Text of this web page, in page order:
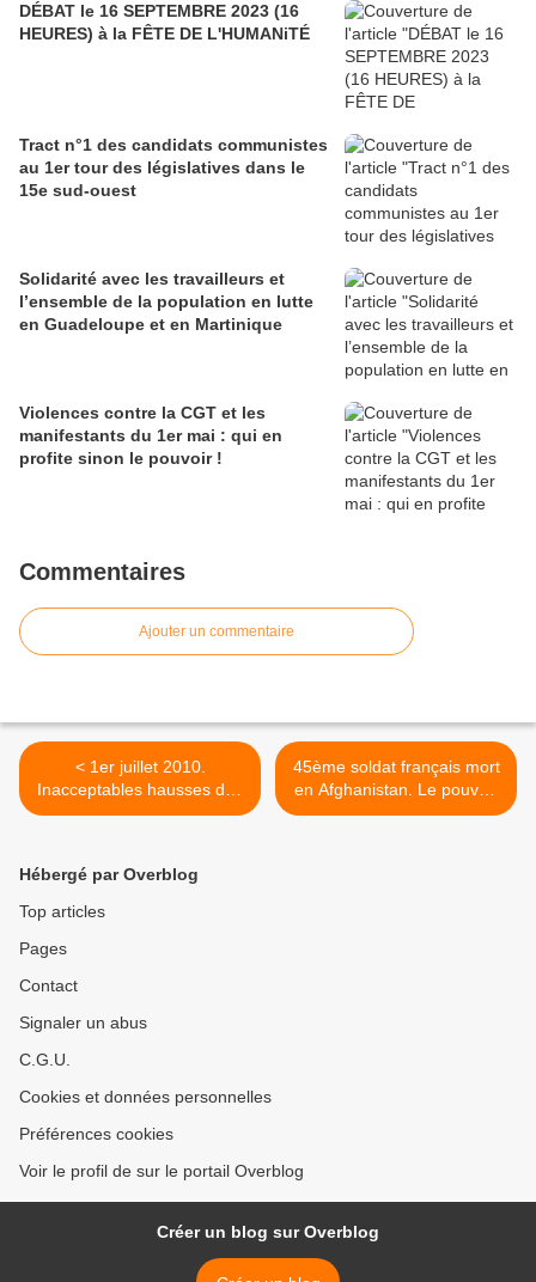
DÉBAT le 16 SEPTEMBRE 2023 (16
HEURES) à la FÊTE DE L'HUMANiTÉ
Tract n°1 des candidats communistes
au 1er tour des législatives dans le
15e sud-ouest
Solidarité avec les travailleurs et
l’ensemble de la population en lutte
en Guadeloupe et en Martinique
Violences contre la CGT et les
manifestants du 1er mai : qui en
profite sinon le pouvoir !
Commentaires
Ajouter un commentaire
< 1er juillet 2010.
Inacceptables hausses des
tarifs des services publics.
45ème soldat français mort
en Afghanistan. Le pouvoir
envoie 250 hommes de
Hébergé par Overblog
Top articles
Pages
Contact
Signaler un abus
C.G.U.
Cookies et données personnelles
Préférences cookies
Voir le profil de sur le portail Overblog
Créer un blog sur Overblog